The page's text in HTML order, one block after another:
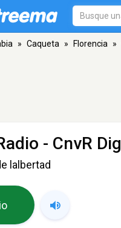
» Caqueta » Florencia »
- CnvR
lalbertad